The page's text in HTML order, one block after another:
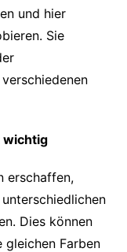
und hier
Sie
wichtig
erschaffen,
Dies können
gleichen Farben